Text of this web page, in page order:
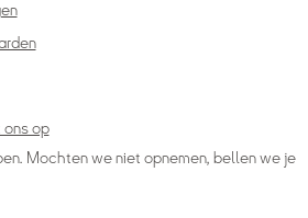
op
Mochten we niet opnemen, bellen we je